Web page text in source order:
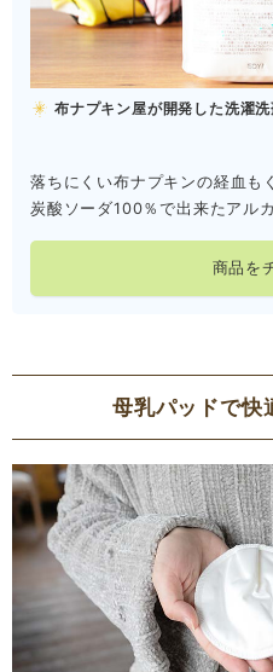
布ナプキン屋が開発した洗濯
落ちにくい布ナプキンの経血も
炭酸ソーダ100％で出来たアル
商品を
母乳パッドで快